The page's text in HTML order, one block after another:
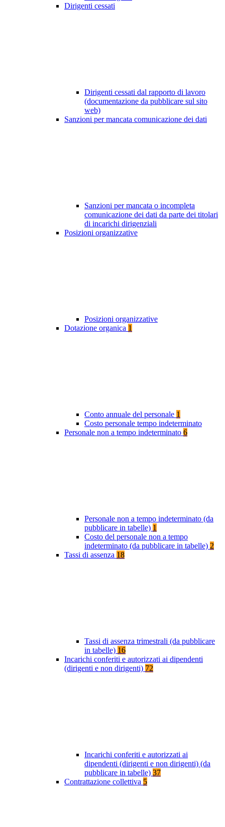
Dirigenti cessati
Dirigenti cessati dal rapporto di lavoro
(documentazione da pubblicare sul sito
web)
Sanzioni per mancata comunicazione dei dati
Sanzioni per mancata o incompleta
comunicazione dei dati da parte dei titolari
di incarichi dirigenziali
Posizioni organizzative
Posizioni organizzative
Dotazione organica 1
Conto annuale del personale 1
Costo personale tempo indeterminato
Personale non a tempo indeterminato 6
Personale non a tempo indeterminato (da
pubblicare in tabelle) 1
Costo del personale non a tempo
indeterminato (da pubblicare in tabelle) 2
Tassi di assenza 18
Tassi di assenza trimestrali (da pubblicare
in tabelle) 16
Incarichi conferiti e autorizzati ai dipendenti
(dirigenti e non dirigenti) 72
Incarichi conferiti e autorizzati ai
dipendenti (dirigenti e non dirigenti) (da
pubblicare in tabelle) 37
Contrattazione collettiva 5